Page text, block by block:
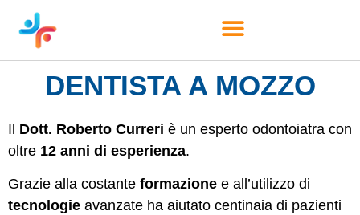
DENTISTA A MOZZO
Il Dott. Roberto Curreri è un esperto odontoiatra con
oltre 12 anni di esperienza.
Grazie alla costante formazione e all’utilizzo di
tecnologie avanzate ha aiutato centinaia di pazienti